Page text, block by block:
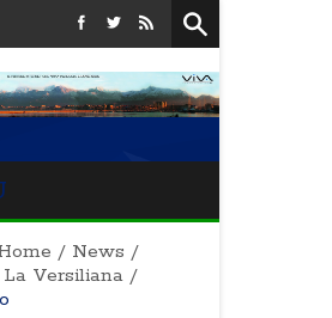
/ News /
Versiliana /